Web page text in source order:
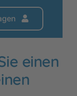
einen